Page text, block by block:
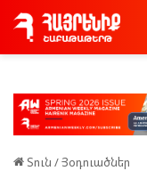
Տուն /Յօդուածներ